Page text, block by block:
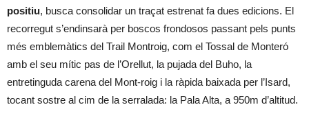
positiu, busca consolidar un traçat estrenat fa dues edicions. El
recorregut s’endinsarà per boscos frondosos passant pels punts
més emblemàtics del Trail Montroig, com el Tossal de Monteró
amb el seu mític pas de l’Orellut, la pujada del Buho, la
entretinguda carena del Mont-roig i la ràpida baixada per l’Isard,
tocant sostre al cim de la serralada: la Pala Alta, a 950m d’altitud.